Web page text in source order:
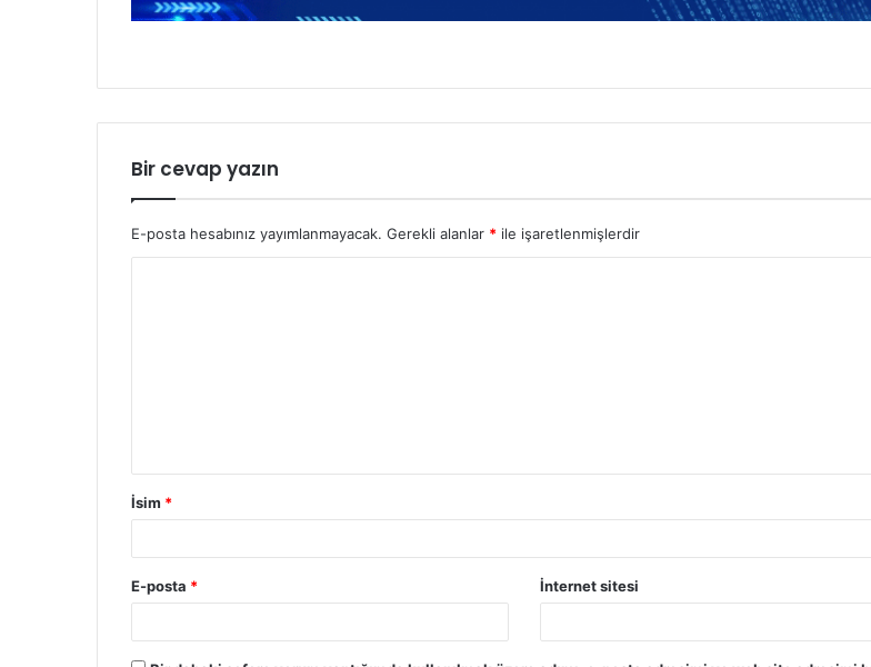
Bir cevap yazın
E-posta hesabınız yayımlanmayacak. Gerekli alanlar * ile işaretlenmişlerdir
İsim *
E-posta * İnternet sitesi